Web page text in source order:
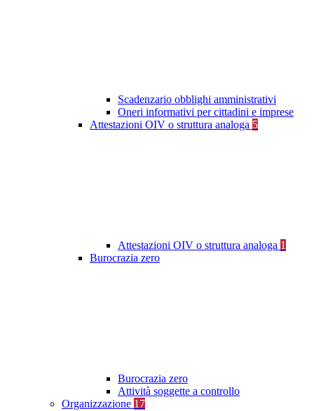
Scadenzario obblighi amministrativi
Oneri informativi per cittadini e imprese
Attestazioni OIV o struttura analoga 5
Attestazioni OIV o struttura analoga 1
Burocrazia zero
Burocrazia zero
Attività soggette a controllo
Organizzazione 17